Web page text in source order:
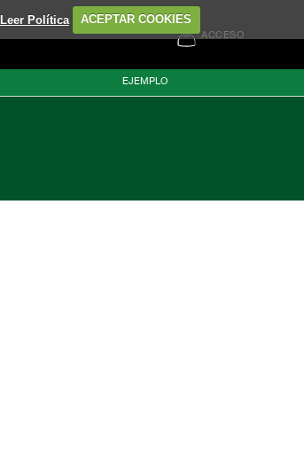
Leer Política ACEPTAR COOKIES
ACCESO
EJEMPLO